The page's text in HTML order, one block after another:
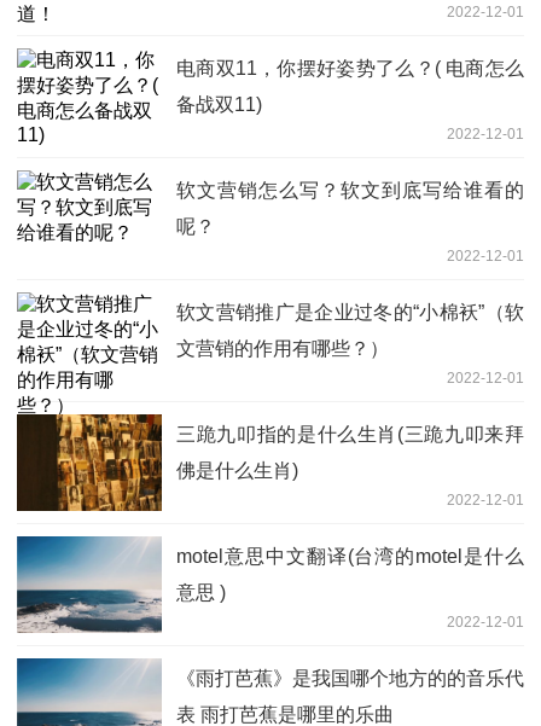
2022-12-01
电商双11，你摆好姿势了么？( 电商怎么
备战双11)
2022-12-01
软文营销怎么写？软文到底写给谁看的
呢？
2022-12-01
软文营销推广是企业过冬的“小棉袄”（软
文营销的作用有哪些？）
2022-12-01
三跪九叩指的是什么生肖(三跪九叩来拜
佛是什么生肖)
2022-12-01
motel意思中文翻译(台湾的motel是什么
意思 )
2022-12-01
《雨打芭蕉》是我国哪个地方的的音乐代
表 雨打芭蕉是哪里的乐曲